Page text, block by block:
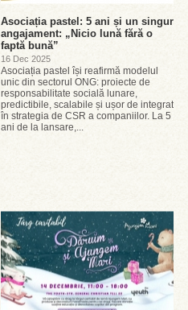
Asociația pastel: 5 ani și un singur
angajament: „Nicio lună fără o
faptă bună”
16 Dec 2025
Asociația pastel își reafirmă modelul
unic din sectorul ONG: proiecte de
responsabilitate socială lunare,
predictibile, scalabile și ușor de integrat
în strategia de CSR a companiilor. La 5
ani de la lansare,...